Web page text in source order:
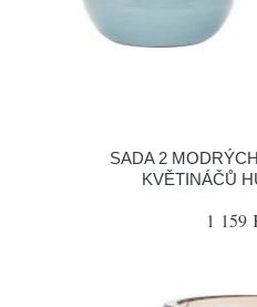
SADA 2
KVĚTINÁČŮ
1 159